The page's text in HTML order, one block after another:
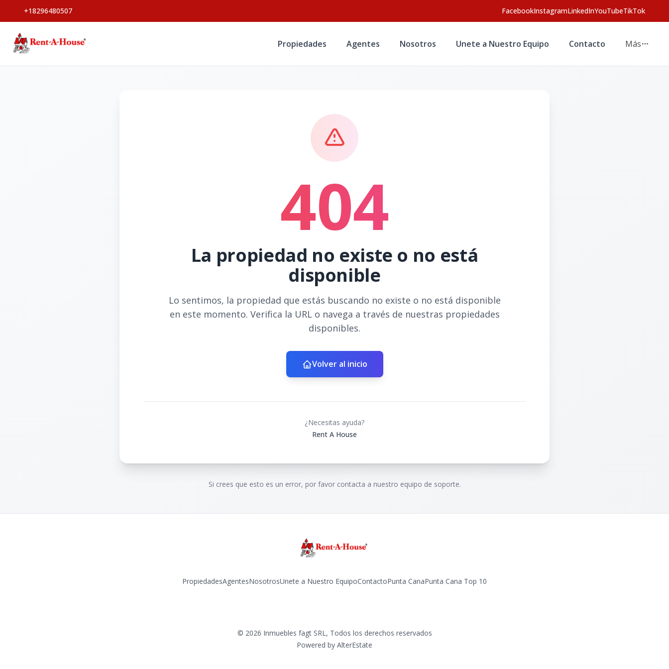
+18296480507 FacebookInstagramLinkedInYouTubeTikTok
Propiedades Agentes Nosotros Unete a Nuestro Equipo Contacto Más
404
La propiedad no existe o no está
disponible
Lo sentimos, la propiedad que estás buscando no existe o no está disponible
en este momento. Verifica la URL o navega a través de nuestras propiedades
disponibles.
Volver al inicio
¿Necesitas ayuda?
Rent A House
Si crees que esto es un error, por favor contacta a nuestro equipo de soporte.
PropiedadesAgentesNosotrosUnete a Nuestro EquipoContactoPunta CanaPunta Cana Top 10
© 2026 Inmuebles fagt SRL, Todos los derechos reservados
Powered by AlterEstate